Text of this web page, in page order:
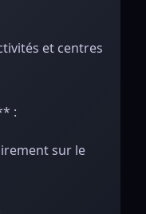
et centres
:
sur le